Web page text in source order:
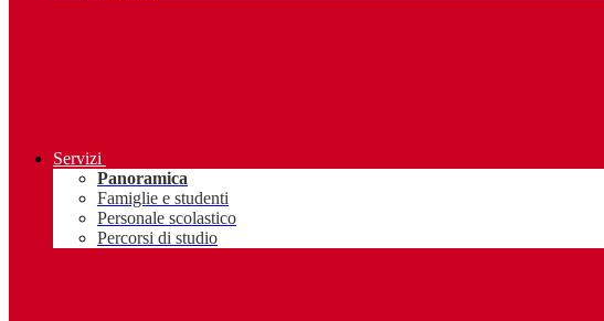
Servizi
Panoramica
Famiglie e studenti
Personale scolastico
Percorsi di studio